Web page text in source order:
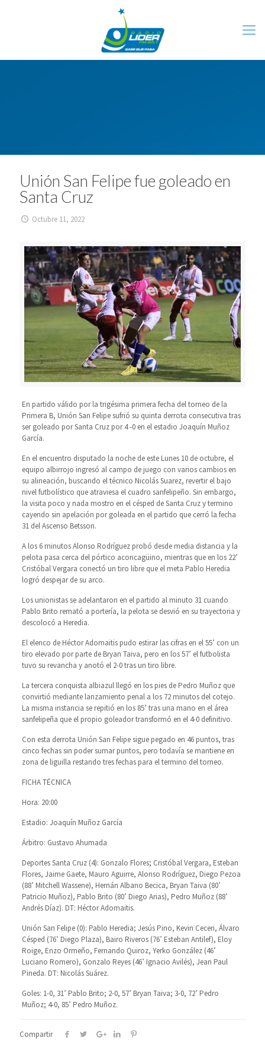
Unión San Felipe fue goleado en
Santa Cruz
Octubre 11, 2022
En partido válido por la trigésima primera fecha del torneo de la
Primera B, Unión San Felipe sufrió su quinta derrota consecutiva tras
ser goleado por Santa Cruz por 4 -0 en el estadio Joaquín Muñoz
García.
En el encuentro disputado la noche de este Lunes 10 de octubre, el
equipo albirrojo ingresó al campo de juego con varios cambios en
su alineación, buscando el técnico Nicolás Suarez, revertir el bajo
nivel futbolístico que atraviesa el cuadro sanfelipeño. Sin embargo,
la visita poco y nada mostro en el césped de Santa Cruz y termino
cayendo sin apelación por goleada en el partido que cerró la fecha
31 del Ascenso Betsson.
A los 6 minutos Alonso Rodríguez probó desde media distancia y la
pelota pasa cerca del pórtico aconcagüino, mientras que en los 22’
Cristóbal Vergara conectó un tiro libre que el meta Pablo Heredia
logró despejar de su arco.
Los unionistas se adelantaron en el partido al minuto 31 cuando
Pablo Brito remató a portería, la pelota se desvió en su trayectoria y
descolocó a Heredia.
El elenco de Héctor Adomaitis pudo estirar las cifras en el 55’ con un
tiro elevado por parte de Bryan Taiva, pero en los 57’ el futbolista
tuvo su revancha y anotó el 2-0 tras un tiro libre.
La tercera conquista albiazul llegó en los pies de Pedro Muñoz que
convirtió mediante lanzamiento penal a los 72 minutos del cotejo.
La misma instancia se repitió en los 85’ tras una mano en el área
sanfelipeña que el propio goleador transformó en el 4-0 definitivo.
Con esta derrota Unión San Felipe sigue pegado en 46 puntos, tras
cinco fechas sin poder sumar puntos, pero todavía se mantiene en
zona de liguilla restando tres fechas para el termino del torneo.
FICHA TÉCNICA
Hora: 20:00
Estadio: Joaquín Muñoz García
Árbitro: Gustavo Ahumada
Deportes Santa Cruz (4): Gonzalo Flores; Cristóbal Vergara, Esteban
Flores, Jaime Gaete, Mauro Aguirre, Alonso Rodríguez, Diego Pezoa
(88’ Mitchell Wassene), Hernán Albano Becica, Bryan Taiva (80’
Patricio Muñoz), Pablo Brito (80’ Diego Arias), Pedro Muñoz (88’
Andrés Díaz). DT: Héctor Adomaitis.
Unión San Felipe (0): Pablo Heredia; Jesús Pino, Kevin Ceceri, Álvaro
Césped (76’ Diego Plaza), Bairo Riveros (76’ Esteban Antilef), Eloy
Roige, Enzo Ormeño, Fernando Quiroz, Yerko González (46’
Luciano Romero), Gonzalo Reyes (46’ Ignacio Avilés), Jean Paul
Pineda. DT: Nicolás Suárez.
Goles: 1-0, 31’ Pablo Brito; 2-0, 57’ Bryan Taiva; 3-0, 72’ Pedro
Muñoz; 4-0, 85’ Pedro Muñoz.
Compartir